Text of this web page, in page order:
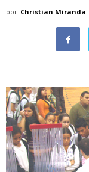
por Christian Miranda